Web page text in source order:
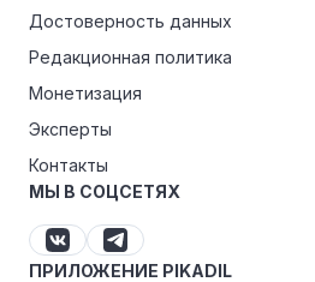
Достоверность данных
Редакционная политика
Монетизация
Эксперты
Контакты
МЫ В СОЦСЕТЯХ
ПРИЛОЖЕНИЕ PIKADIL